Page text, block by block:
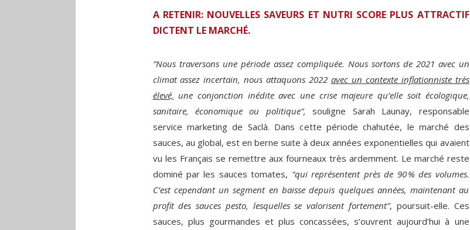
A RETENIR: NOUVELLES SAVEURS ET NUTRI SCORE PLUS ATTRACTIF
DICTENT LE MARCHÉ.
“Nous traversons une période assez compliquée. Nous sortons de 2021 avec un
climat assez incertain, nous attaquons 2022 avec un contexte inflationniste très
élevé, une conjonction inédite avec une crise majeure qu’elle soit écologique,
sanitaire, économique ou politique”, souligne Sarah Launay, responsable
service marketing de Saclà. Dans cette période chahutée, le marché des
sauces, au global, est en berne suite à deux années exponentielles qui avaient
vu les Français se remettre aux fourneaux très ardemment. Le marché reste
dominé par les sauces tomates, “qui représentent près de 90 % des volumes.
C’est cependant un segment en baisse depuis quelques années, maintenant au
profit des sauces pesto, lesquelles se valorisent fortement”, poursuit-elle. Ces
sauces, plus gourmandes et plus concassées, s’ouvrent aujourd’hui à une